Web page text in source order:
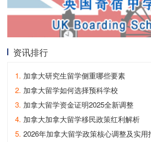
资讯排行
1. 加拿大研究生留学侧重哪些要素
2. 加拿大留学如何选择预科学校
3. 加拿大留学资金证明2025全新调整
4. 加拿大加拿大留学移民政策红利解析
5. 2026年加拿大留学政策核心调整及实用